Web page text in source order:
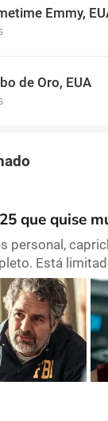
Emmy,
de Oro, EUA
que quise
personal,
Está
afuera. El
aquí comparto.
5 de Stranger
y con devoción.
(Prime
–